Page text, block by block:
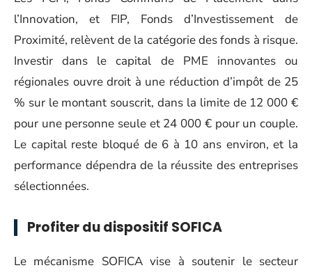
l’Innovation, et FIP, Fonds d’Investissement de
Proximité, relèvent de la catégorie des fonds à risque.
Investir dans le capital de PME innovantes ou
régionales ouvre droit à une réduction d’impôt de 25
% sur le montant souscrit, dans la limite de 12 000 €
pour une personne seule et 24 000 € pour un couple.
Le capital reste bloqué de 6 à 10 ans environ, et la
performance dépendra de la réussite des entreprises
sélectionnées.
Profiter du dispositif SOFICA
Le mécanisme SOFICA vise à soutenir le secteur